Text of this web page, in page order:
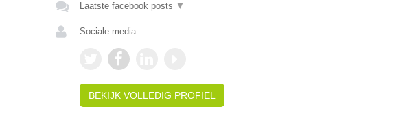
Laatste facebook posts ▼
Sociale media:
BEKIJK VOLLEDIG PROFIEL